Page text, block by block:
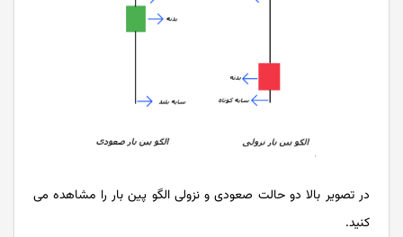
در تصویر بالا دو حالت صعودی و نزولی الگو پین بار را مشاهده می
کنید.